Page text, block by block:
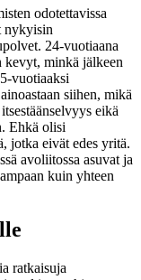
odotettavissa
nykyisin
24-vuotiaana
kevyt, minkä jälkeen
vuotiaaksi
siihen, mikä
eikä
Ehkä olisi
jotka eivät edes yritä.
avoliitossa asuvat ja
kuin yhteen
ratkaisuja